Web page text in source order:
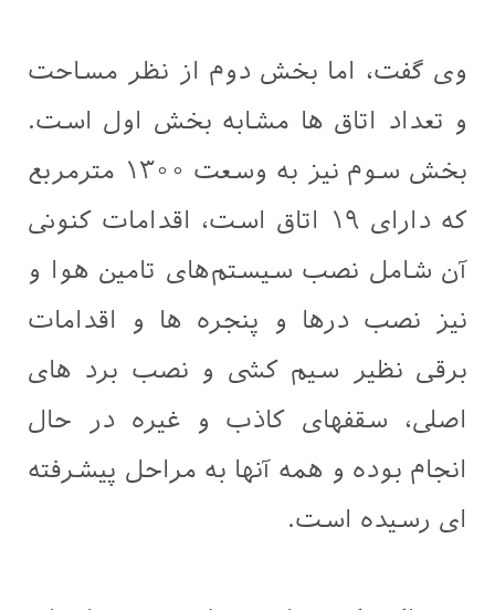
وی گفت، اما بخش دوم از نظر مساحت
و تعداد اتاق ها مشابه بخش اول است.
بخش سوم نیز به وسعت ۱۳۰۰ مترمربع
که دارای ۱۹ اتاق است، اقدامات کنونی
آن شامل نصب سیستم‌های تامین هوا و
نیز نصب درها و پنجره ها و اقدامات
برقی نظیر سیم کشی و نصب برد های
اصلی، سقفهای کاذب و غیره در حال
انجام بوده و همه آنها به مراحل پیشرفته
ای رسیده است.